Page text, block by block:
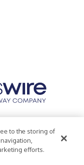
Statement
to the storing of
efforts.